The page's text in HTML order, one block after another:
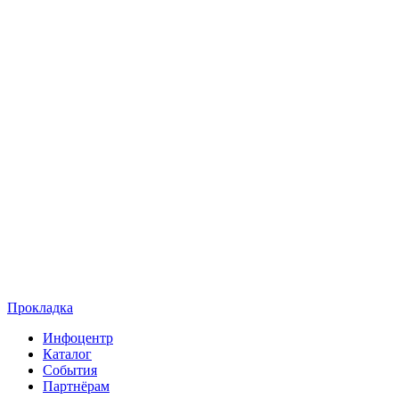
Прокладка
Инфоцентр
Каталог
События
Партнёрам